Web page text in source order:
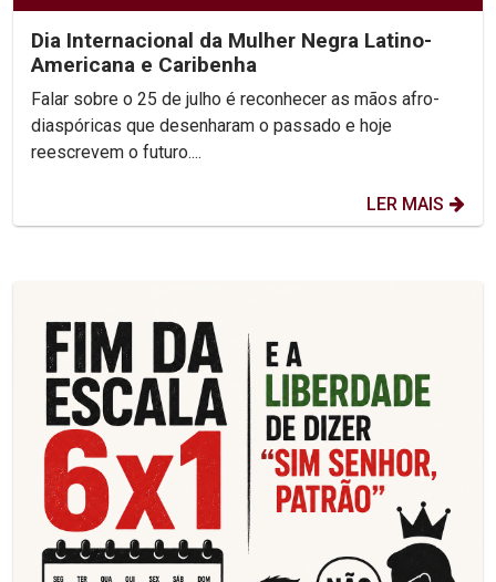
Dia Internacional da Mulher Negra Latino-
Americana e Caribenha
Falar sobre o 25 de julho é reconhecer as mãos afro-
diaspóricas que desenharam o passado e hoje
reescrevem o futuro....
LER MAIS